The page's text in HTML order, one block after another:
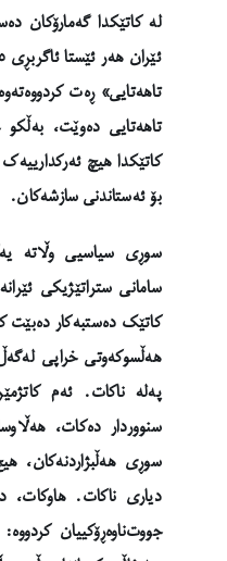
لە کاتێکدا گەمارۆکان
تاهەتایی» ڕەت
تاهەتایی دەوێت، بەڵکو
کاتێکدا هیچ
بۆ ئەستاندنی سازشەکان.
سوڕی سیاسیی وڵاتە
سامانی ستراتێژیکی
کاتێک دەستبەکار دەبێت
هەڵسوکەوتی خراپی
پەلە ناکات. ئەم
سنووردار دەکات،
سوڕی هەڵبژاردنەکان،
دیاری ناکات. هاوکات،
جووت‌ناوەڕۆکییان